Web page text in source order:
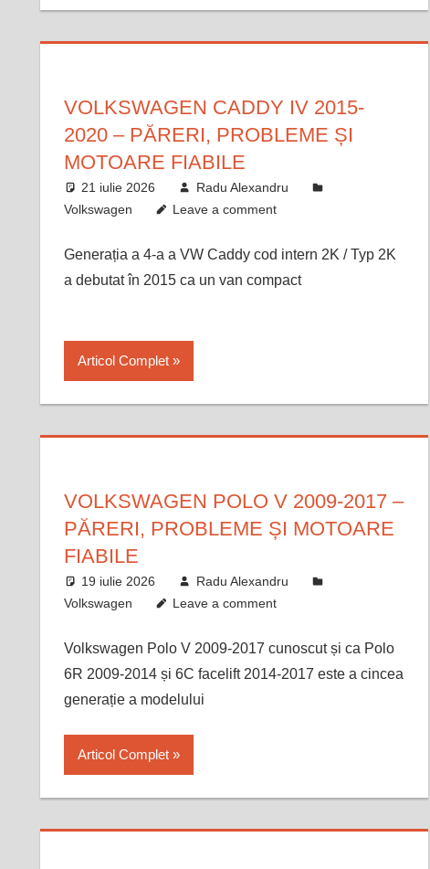
VOLKSWAGEN CADDY IV 2015-
2020 – PĂRERI, PROBLEME ȘI
MOTOARE FIABILE
21 iulie 2026
Radu Alexandru
Volkswagen
Leave a comment
Generația a 4-a a VW Caddy cod intern 2K / Typ 2K
a debutat în 2015 ca un van compact
Articol Complet
VOLKSWAGEN POLO V 2009-2017 –
PĂRERI, PROBLEME ȘI MOTOARE
FIABILE
19 iulie 2026
Radu Alexandru
Volkswagen
Leave a comment
Volkswagen Polo V 2009-2017 cunoscut și ca Polo
6R 2009-2014 și 6C facelift 2014-2017 este a cincea
generație a modelului
Articol Complet